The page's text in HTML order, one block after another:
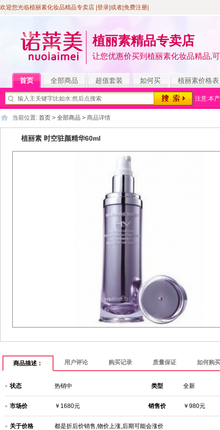
欢迎您光临植丽素化妆品精品专卖店 |登录 |或者| 免费注册
植丽素精品专卖店
让您优惠价买到植丽素化妆品精品,
首页 全部商品 超值套装 如何买 植丽素价格表
注意:本
当前位置: 首页 > 全部商品 > 商品详情
植丽素 时空驻颜精华60ml
商品描述： 用户评论 购买记录 质量保证 如何购
状态 热销中 类型 全新
市场价 ￥1680元 销售价 ￥980元
关于价格 都是折后价销售,物价上涨,后期可能会涨价